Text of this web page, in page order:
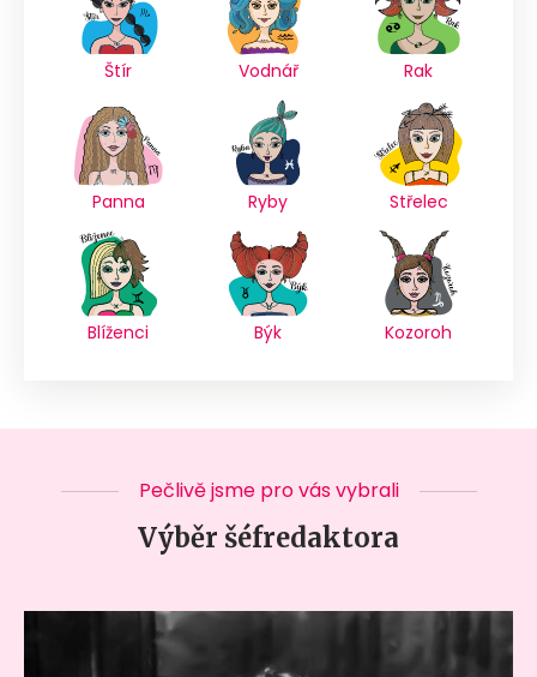
Štír Vodnář Rak
Panna Ryby Střelec
Blíženci Býk Kozoroh
Pečlivě jsme pro vás vybrali
Výběr šéfredaktora